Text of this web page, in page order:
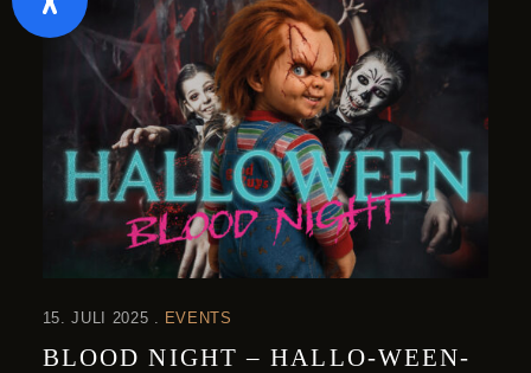
15. JULI 2025 EVENTS
BLOOD NIGHT – HALLO-WEEN-